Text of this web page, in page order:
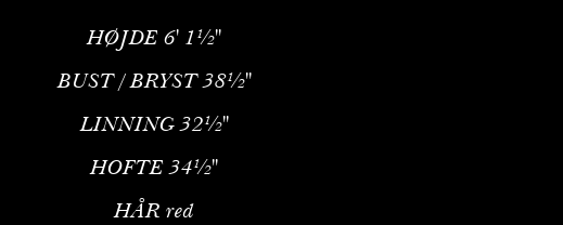
HØJDE 6' 1½''
BUST / BRYST38½''
LINNING 32½''
HOFTE 34½''
HÅR red